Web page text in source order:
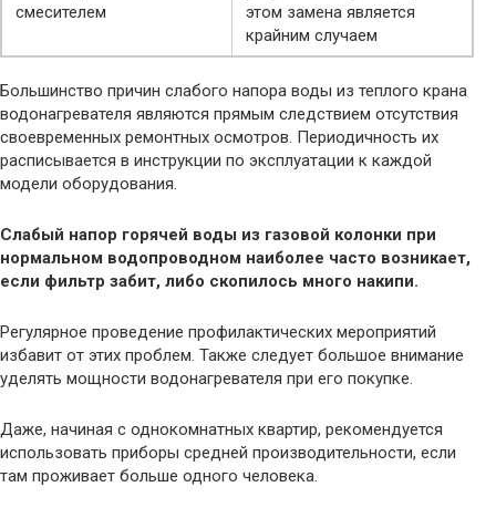
смесителем
этом замена является
крайним случаем
Большинство причин слабого напора воды из теплого крана
водонагревателя являются прямым следствием отсутствия
своевременных ремонтных осмотров. Периодичность их
расписывается в инструкции по эксплуатации к каждой
модели оборудования.
Слабый напор горячей воды из газовой колонки при
нормальном водопроводном наиболее часто возникает,
если фильтр забит, либо скопилось много накипи.
Регулярное проведение профилактических мероприятий
избавит от этих проблем. Также следует большое внимание
уделять мощности водонагревателя при его покупке.
Даже, начиная с однокомнатных квартир, рекомендуется
использовать приборы средней производительности, если
там проживает больше одного человека.